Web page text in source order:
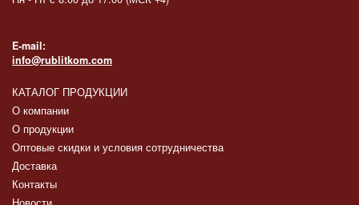
E-mail:
info@rublitkom.com
КАТАЛОГ ПРОДУКЦИИ
О компании
О продукции
Оптовые скидки и условия сотрудничества
Доставка
Контакты